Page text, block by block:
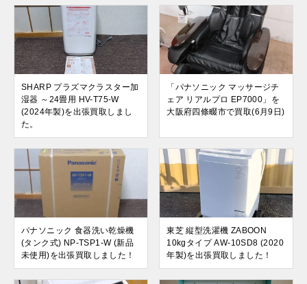
SHARP プラズマクラスター加
湿器 ～24畳用 HV-T75-W
(2024年製)を出張買取しまし
た。
「パナソニック マッサージチ
ェア リアルプロ EP7000」を
大阪府四條畷市で買取(6月9日)
パナソニック 食器洗い乾燥機
(タンク式) NP-TSP1-W (新品
未使用)を出張買取しました！
東芝 縦型洗濯機 ZABOON
10kgタイプ AW-10SD8 (2020
年製)を出張買取しました！